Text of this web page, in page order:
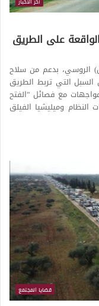
على الطريق
الروسي، بدعم من سلاح
السبل التي تربط الطريق
مع فصائل “الفتح
وميليشيا الفيلق
قضايا المجتمع